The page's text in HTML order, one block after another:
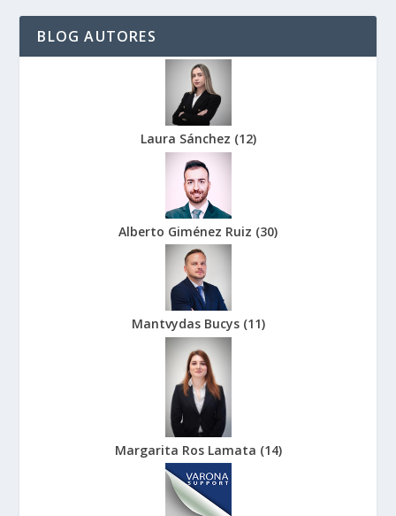
BLOG AUTORES
Laura Sánchez (12)
Alberto Giménez Ruiz (30)
Mantvydas Bucys (11)
Margarita Ros Lamata (14)